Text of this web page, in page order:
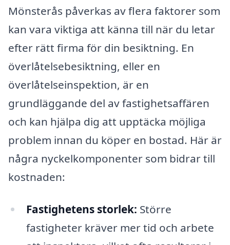
Mönsterås påverkas av flera faktorer som
kan vara viktiga att känna till när du letar
efter rätt firma för din besiktning. En
överlåtelsebesiktning, eller en
överlåtelseinspektion, är en
grundläggande del av fastighetsaffären
och kan hjälpa dig att upptäcka möjliga
problem innan du köper en bostad. Här är
några nyckelkomponenter som bidrar till
kostnaden:
Fastighetens storlek: Större
fastigheter kräver mer tid och arbete